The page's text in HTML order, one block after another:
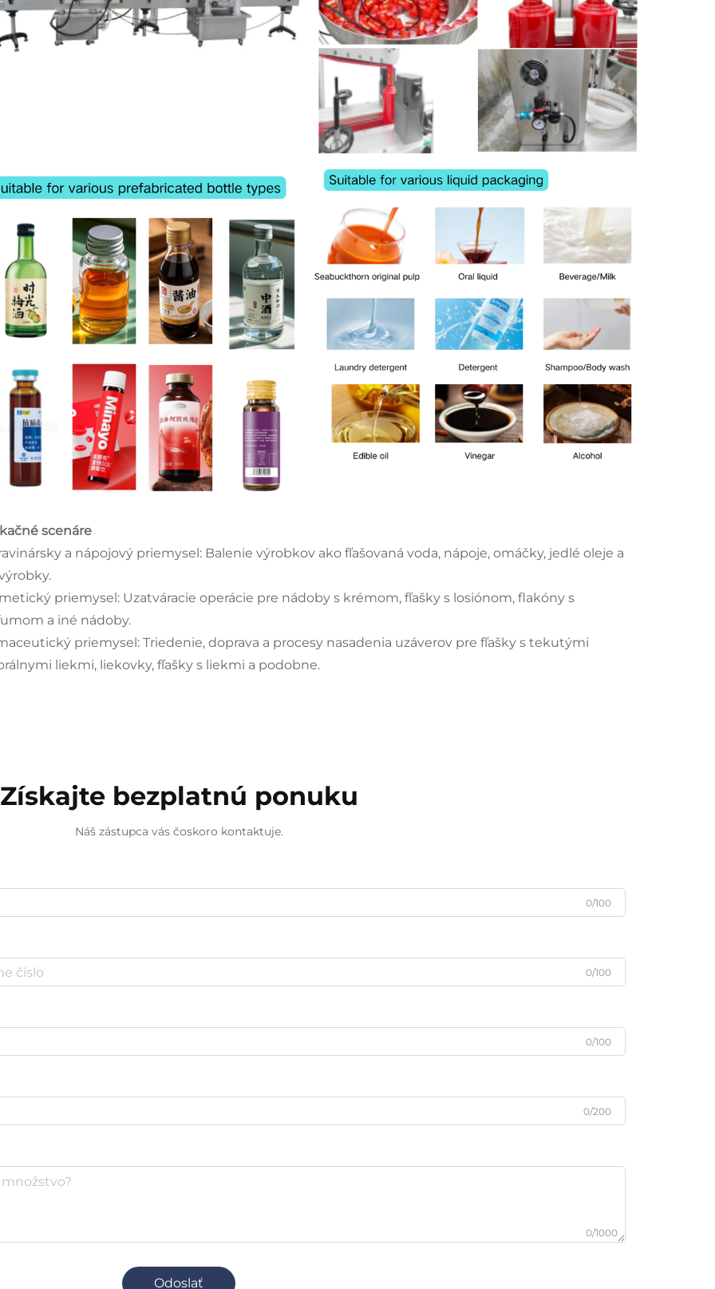
scenáre
a nápojový priemysel: Balenie výrobkov ako fľašovaná voda, nápoje, omáčky, jedlé oleje a
priemysel: Uzatváracie operácie pre nádoby s krémom, fľašky s losiónom, flakóny s
a iné nádoby.
priemysel: Triedenie, doprava a procesy nasadenia uzáverov pre fľašky s tekutými
liekmi, liekovky, fľašky s liekmi a podobne.
Získajte bezplatnú ponuku
Náš zástupca vás čoskoro kontaktuje.
0/100
0/100
0/100
0/200
0/1000
Odoslať